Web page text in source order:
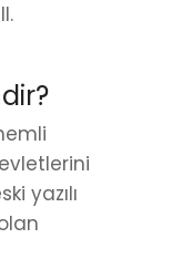
yazılı